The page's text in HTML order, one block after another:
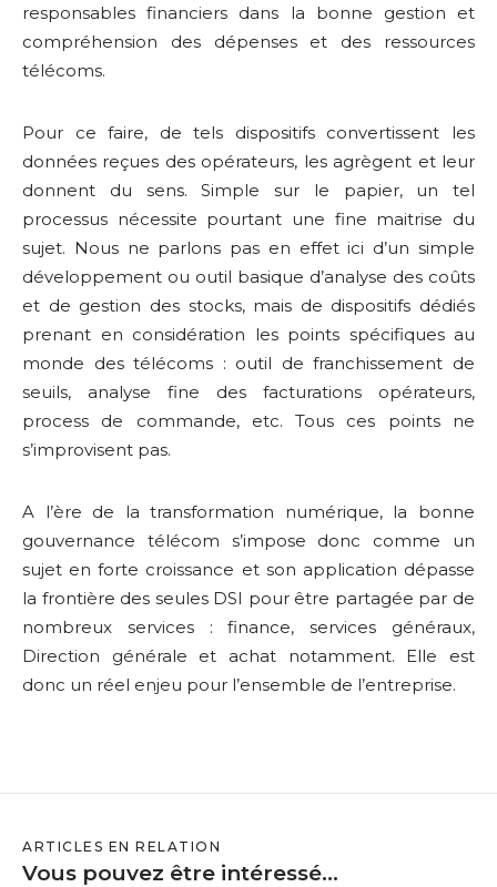
responsables financiers dans la bonne gestion et
compréhension des dépenses et des ressources
télécoms.
Pour ce faire, de tels dispositifs convertissent les
données reçues des opérateurs, les agrègent et leur
donnent du sens. Simple sur le papier, un tel
processus nécessite pourtant une fine maitrise du
sujet. Nous ne parlons pas en effet ici d’un simple
développement ou outil basique d’analyse des coûts
et de gestion des stocks, mais de dispositifs dédiés
prenant en considération les points spécifiques au
monde des télécoms : outil de franchissement de
seuils, analyse fine des facturations opérateurs,
process de commande, etc. Tous ces points ne
s’improvisent pas.
A l’ère de la transformation numérique, la bonne
gouvernance télécom s’impose donc comme un
sujet en forte croissance et son application dépasse
la frontière des seules DSI pour être partagée par de
nombreux services : finance, services généraux,
Direction générale et achat notamment. Elle est
donc un réel enjeu pour l’ensemble de l’entreprise.
ARTICLES EN RELATION
Vous pouvez être intéressé...